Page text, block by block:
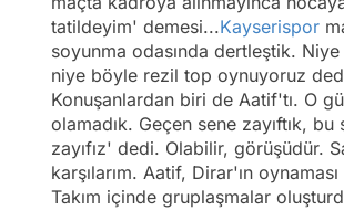
tatildeyim' demesi...Kayserispor
soyunma odasında dertleştik.
niye böyle rezil top oynuyoruz
Konuşanlardan biri de Aatif'tı. O
olamadık. Geçen sene zayıftık, bu
zayıfız' dedi. Olabilir, görüşüdür.
karşılarım. Aatif, Dirar'ın
Takım içinde gruplaşmalar